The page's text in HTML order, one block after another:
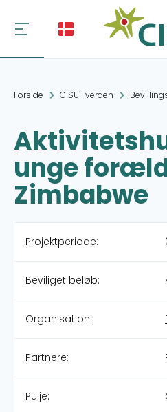
Forside CISU i verden
unge
Zimbabwe
Projektperiode:
Beviliget beløb:
Organisation:
Partnere:
Pulje: